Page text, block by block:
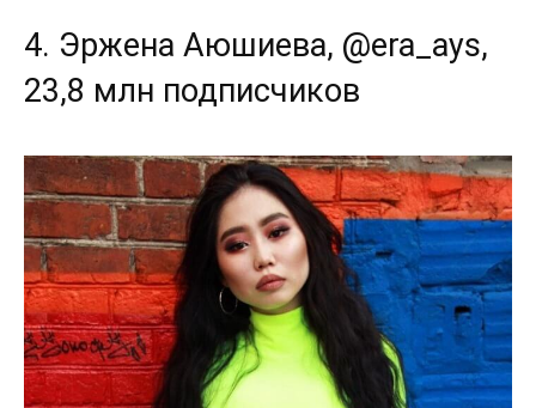
4. Эржена Аюшиева, @era_ays,
23,8 млн подписчиков